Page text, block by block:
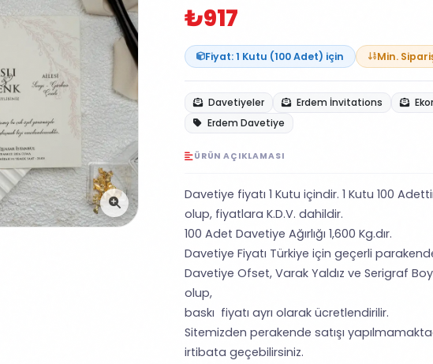
₺917
Fiyat: 1 Kutu (100 Adet) için Min.
Davetiyeler Erdem İnvitations
Erdem Davetiye
ÜRÜN AÇIKLAMASI
Davetiye fiyatı 1 Kutu içindir. 1 Kutu 100
olup, fiyatlara K.D.V. dahildir.
100 Adet Davetiye Ağırlığı 1,600 Kg.dır.
Davetiye Fiyatı Türkiye için geçerli
Davetiye Ofset, Varak Yaldız ve Serigraf
olup,
baskı fiyatı ayrı olarak ücretlendirilir.
Sitemizden perakende satışı
irtibata geçebilirsiniz.